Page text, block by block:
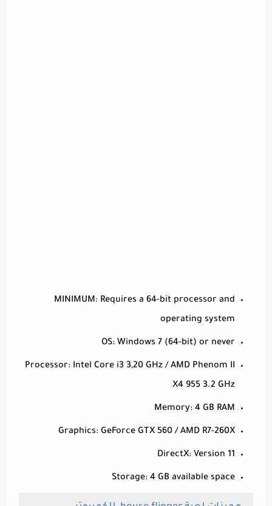
MINIMUM: Requires a 64-bit processor and
operating system
OS: Windows 7 (64-bit) or never
Processor: Intel Core i3 3,20 GHz / AMD Phenom II
X4 955 3.2 GHz
Memory: 4 GB RAM
Graphics: GeForce GTX 560 / AMD R7-260X
DirectX: Version 11
Storage: 4 GB available space